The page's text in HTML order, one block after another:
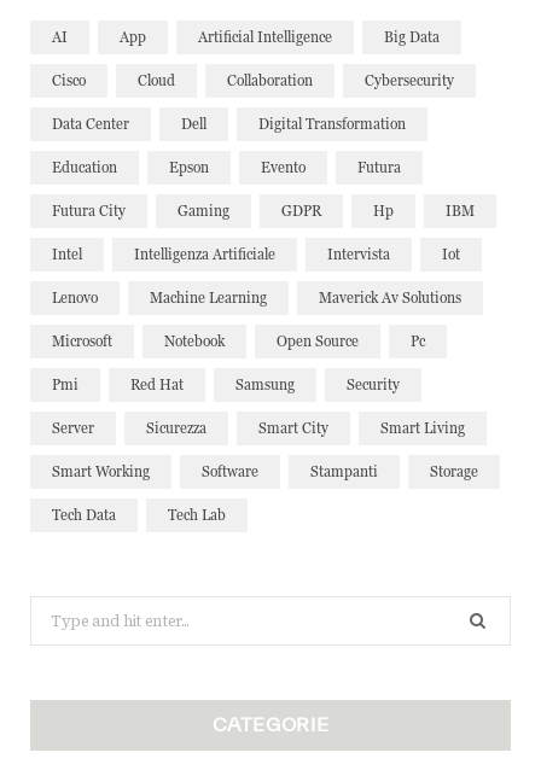
AI App Artificial Intelligence Big Data
Cisco Cloud Collaboration Cybersecurity
Data Center Dell Digital Transformation
Education Epson Evento Futura
Futura City Gaming GDPR Hp IBM
Intel Intelligenza Artificiale Intervista Iot
Lenovo Machine Learning Maverick Av Solutions
Microsoft Notebook Open Source Pc
Pmi Red Hat Samsung Security
Server Sicurezza Smart City Smart Living
Smart Working Software Stampanti Storage
Tech Data Tech Lab
for:
CATEGORIE